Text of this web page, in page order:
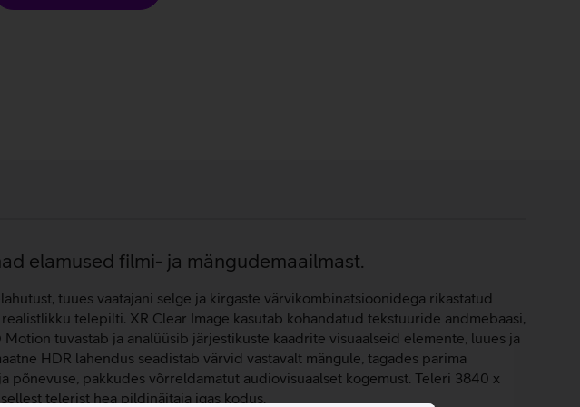
elamused filmi- ja mängudemaailmast.
tuues vaatajani selge ja kirgaste värvikombinatsioonidega rikastatud
telepilti. XR Clear Image kasutab kohandatud tekstuuride andmebaasi,
tuvastab ja analüüsib järjestikuste kaadrite visuaalseid elemente, luues ja
HDR lahendus seadistab värvid vastavalt mängule, tagades parima
põnevuse, pakkudes võrreldamatut audiovisuaalset kogemust. Teleri 3840 x
telerist hea pildinäitaja igas kodus.